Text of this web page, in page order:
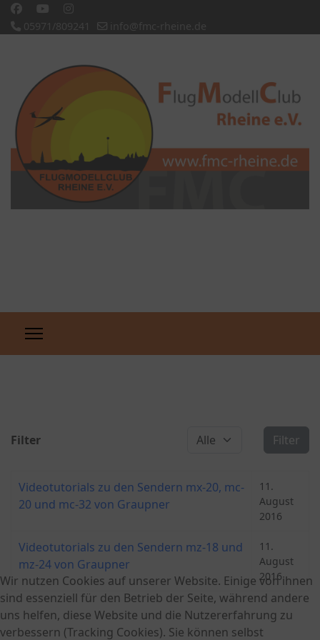
05971/809241 info@fmc-rheine.de
Filter Anzeige # Filter
Videotutorials zu den Sendern mx-20, mc-
20 und mc-32 von Graupner
11.
August
2016
Videotutorials zu den Sendern mz-18 und
mz-24 von Graupner
11.
August
2016
Wir nutzen Cookies auf unserer Website. Einige von ihnen
sind essenziell für den Betrieb der Seite, während andere
uns helfen, diese Website und die Nutzererfahrung zu
verbessern (Tracking Cookies). Sie können selbst